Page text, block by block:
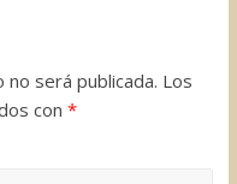
será publicada. Los
con *